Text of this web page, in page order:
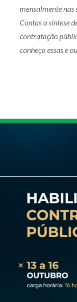
mensalmente nas
Contas a síntese
contratação
conheça essas e